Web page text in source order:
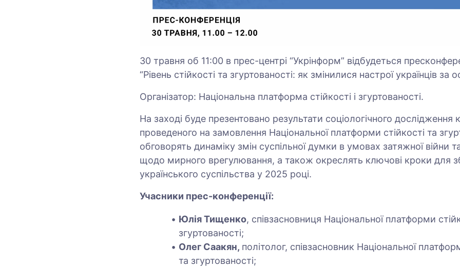
30 травня об 11:00 в прес-центрі “Укрінформ” відбудеться
“Рівень стійкості та згуртованості: як змінилися настрої українців за
Організатор: Національна платформа стійкості і згуртованості.
На заході буде презентовано результати соціологічного дослідження
проведеного на замовлення Національної платформи стійкості та
обговорять динаміку змін суспільної думки в умовах затяжної війни
щодо мирного врегулювання, а також окреслять ключові кроки для
українського суспільства у 2025 році.
Учасники прес-конференції:
Юлія Тищенко, співзасновниця Національної платформи
згуртованості;
Олег Саакян, політолог, співзасновник Національної
та згуртованості;